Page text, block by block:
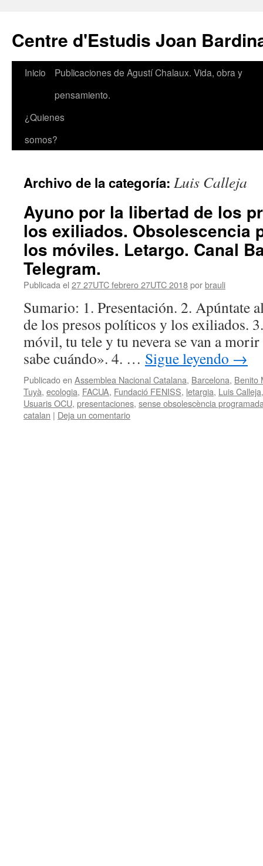
contenido
Centre d'Estudis Joan
Inicio
Publicaciones de Agustí Chalaux. Vida, obra y
pensamiento.
¿Quienes
somos?
Archivo de la categoría: Luis Calleja
Ayuno por la libertad de los
los exiliados. Obsolescencia
los móviles. Letargo. Canal
Telegram.
Publicada el 27 27UTC febrero 27UTC 2018porbrauli
Sumario: 1. Presentación. 2. Apúntate
de los presos políticos y los exiliados.
móvil, tu tele y tu nevera se van a
sabe cuándo». 4. … Sigue leyendo →
Publicado en Assemblea Nacional Catalana, Barcelona, Benito
Tuyà, ecologia, FACUA, Fundació FENISS, letargia, Luis Calleja
Usuaris OCU, presentaciones, sense obsolescència
catalan | Deja un comentario